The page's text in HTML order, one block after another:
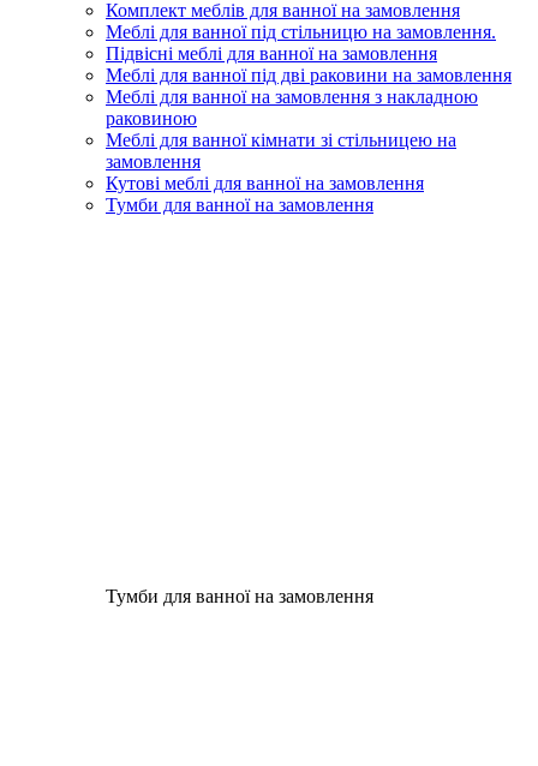
Комплект меблів для ванної на замовлення
Меблі для ванної під стільницю на замовлення.
Підвісні меблі для ванної на замовлення
Меблі для ванної під дві раковини на замовлення
Меблі для ванної на замовлення з накладною
раковиною
Меблі для ванної кімнати зі стільницею на
замовлення
Кутові меблі для ванної на замовлення
Тумби для ванної на замовлення
Тумби для ванної на замовлення